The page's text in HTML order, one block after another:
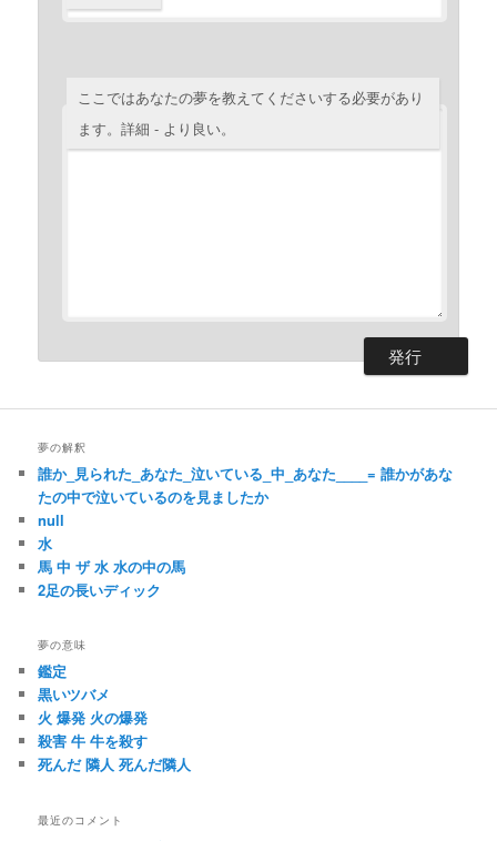
ここではあなたの夢を教えてくださいする必要があり
ます。詳細 - より良い。
夢の解釈
誰か_見られた_あなた_泣いている_中_あなた____= 誰かがあな
たの中で泣いているのを見ましたか
null
水
馬 中 ザ 水 水の中の馬
2足の長いディック
夢の意味
鑑定
黒いツバメ
火 爆発 火の爆発
殺害 牛 牛を殺す
死んだ 隣人 死んだ隣人
最近のコメント